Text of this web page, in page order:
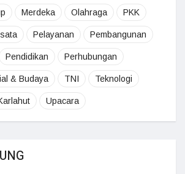
Merdeka Olahraga PKK
Pelayanan Pembangunan
Pendidikan Perhubungan
& Budaya TNI Teknologi
Upacara